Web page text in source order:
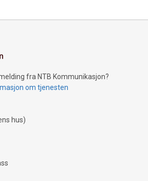
fra NTB Kommunikasjon?
om tjenesten
hus)